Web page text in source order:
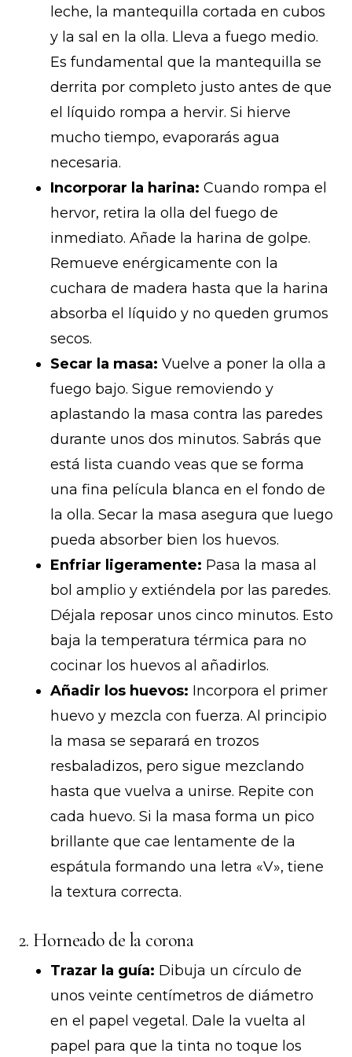
leche, la mantequilla cortada en cubos
y la sal en la olla. Lleva a fuego medio.
Es fundamental que la mantequilla se
derrita por completo justo antes de que
el líquido rompa a hervir. Si hierve
mucho tiempo, evaporarás agua
necesaria.
Incorporar la harina: Cuando rompa el
hervor, retira la olla del fuego de
inmediato. Añade la harina de golpe.
Remueve enérgicamente con la
cuchara de madera hasta que la harina
absorba el líquido y no queden grumos
secos.
Secar la masa: Vuelve a poner la olla a
fuego bajo. Sigue removiendo y
aplastando la masa contra las paredes
durante unos dos minutos. Sabrás que
está lista cuando veas que se forma
una fina película blanca en el fondo de
la olla. Secar la masa asegura que luego
pueda absorber bien los huevos.
Enfriar ligeramente: Pasa la masa al
bol amplio y extiéndela por las paredes.
Déjala reposar unos cinco minutos. Esto
baja la temperatura térmica para no
cocinar los huevos al añadirlos.
Añadir los huevos: Incorpora el primer
huevo y mezcla con fuerza. Al principio
la masa se separará en trozos
resbaladizos, pero sigue mezclando
hasta que vuelva a unirse. Repite con
cada huevo. Si la masa forma un pico
brillante que cae lentamente de la
espátula formando una letra «V», tiene
la textura correcta.
2. Horneado de la corona
Trazar la guía: Dibuja un círculo de
unos veinte centímetros de diámetro
en el papel vegetal. Dale la vuelta al
papel para que la tinta no toque los